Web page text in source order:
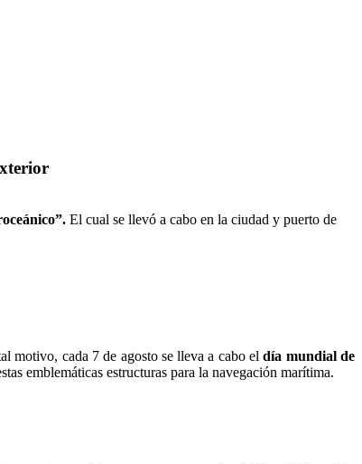
El cual se llevó a cabo en la ciudad y puerto de
motivo, cada 7 de agosto se lleva a cabo eldía mundial de
emblemáticas estructuras para la navegación marítima.